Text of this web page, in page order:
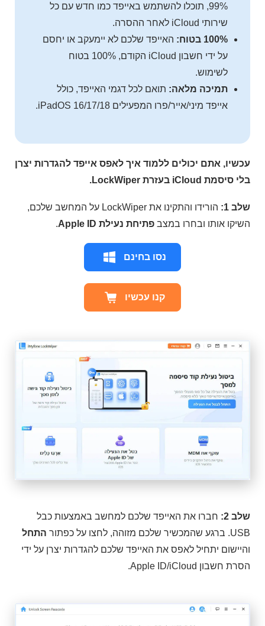
99%, תוכלו להשתמש באייפד כמו חדש עם כל
שירותי iCloud לאחר ההסרה.
100% בטוח:
האייפד שלכם לא יימעקב או יחסם
על ידי חשבון iCloud הקודם, 100% בטוח
לשימוש.
תמיכה מלאה: תואם לכל דגמי האייפד, כולל
אייפד מיני/אייר/פרו המפעילים iPadOS 16/17/18.
עכשיו, אתם יכולים ללמוד איך לאפס אייפד להגדרות יצרן
בלי סיסמת iCloud בעזרת LockWiper.
שלב 1:
הורידו והתקינו את LockWiper על המחשב שלכם,
השיקו אותו ובחרו במצב פתיחת נעילת Apple ID .
נסו בחינם
קנו עכשיו
שלב 2:
חברו את האייפד שלכם למחשב באמצעות כבל
USB. ברגע שהמכשיר שלכם מזוהה, לחצו על כפתור
התחל
והיישום יתחיל לאפס את האייפד שלכם להגדרות יצרן על ידי
הסרת חשבון Apple ID/iCloud.